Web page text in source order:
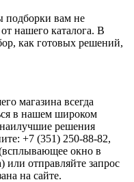
подборки вам не
нашего каталога. В
как готовых решений,
магазина всегда
в нашем широком
решения
+7 (351) 250-88-82,
окно в
отправляйте запрос
на сайте.